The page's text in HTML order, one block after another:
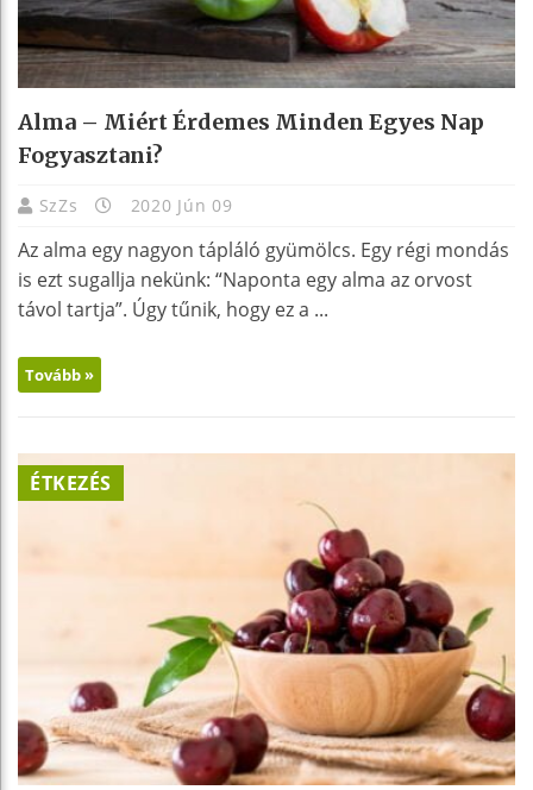
Alma – Miért Érdemes Minden Egyes Nap
Fogyasztani?
SzZs 2020 Jún 09
Az alma egy nagyon tápláló gyümölcs. Egy régi mondás
is ezt sugallja nekünk: “Naponta egy alma az orvost
távol tartja”. Úgy tűnik, hogy ez a ...
Tovább »
ÉTKEZÉS